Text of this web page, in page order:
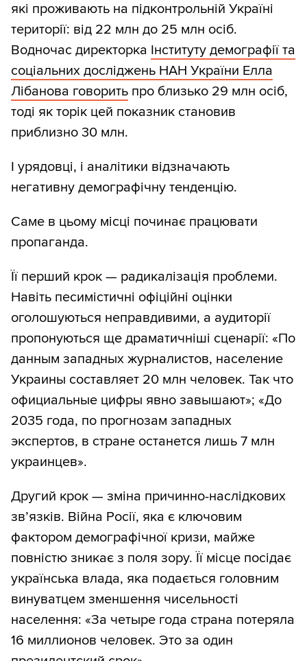
які проживають на підконтрольній Україні
території: від 22 млн до 25 млн осіб.
Водночас директорка Інституту демографії та
соціальних досліджень НАН України Елла
Лібанова говорить про близько 29 млн осіб,
тоді як торік цей показник становив
приблизно 30 млн.
І урядовці, і аналітики відзначають
негативну демографічну тенденцію.
Саме в цьому місці починає працювати
пропаганда.
Її перший крок — радикалізація проблеми.
Навіть песимістичні офіційні оцінки
оголошуються неправдивими, а аудиторії
пропонуються ще драматичніші сценарії: «По
данным западных журналистов, население
Украины составляет 20 млн человек. Так что
официальные цифры явно завышают»; «До
2035 года, по прогнозам западных
экспертов, в стране останется лишь 7 млн
украинцев».
Другий крок — зміна причинно-наслідкових
зв’язків. Війна Росії, яка є ключовим
фактором демографічної кризи, майже
повністю зникає з поля зору. Її місце посідає
українська влада, яка подається головним
винуватцем зменшення чисельності
населення: «За четыре года страна потеряла
16 миллионов человек. Это за один